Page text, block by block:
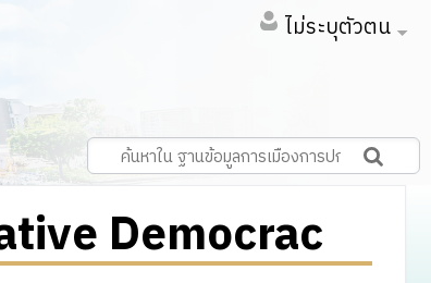
ไม่ระบุตัวตน
Democrac